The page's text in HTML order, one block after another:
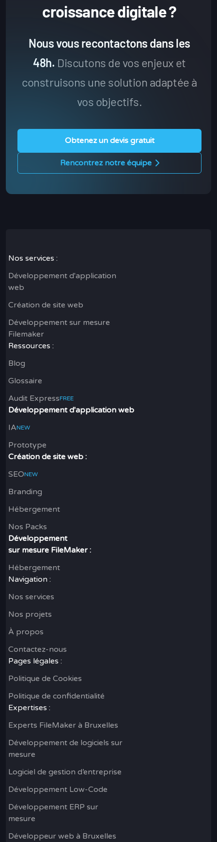
croissance digitale ?
Nous vous recontactons dans les
48h. Discutons de vos enjeux et
construisons une solution adaptée à
vos objectifs.
Obtenez un devis gratuit
Rencontrez notre équipe
Nos services :
Développement d'application
web
Création de site web
Développement sur mesure
Filemaker
Ressources :
Blog
Glossaire
Audit ExpressFREE
Développement d'application web
IANEW
Prototype
Création de site web :
SEONEW
Branding
Hébergement
Nos Packs
Développement
sur mesure FileMaker :
Hébergement
Navigation :
Nos services
Nos projets
À propos
Contactez-nous
Pages légales :
Politique de Cookies
Politique de confidentialité
Expertises :
Experts FileMaker à Bruxelles
Développement de logiciels sur
mesure
Logiciel de gestion d’entreprise
Développement Low-Code
Développement ERP sur
mesure
Développeur web à Bruxelles